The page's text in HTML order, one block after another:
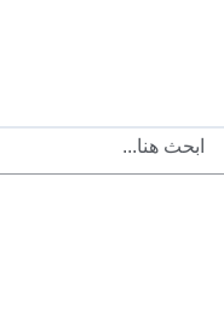
ابحث هنا...